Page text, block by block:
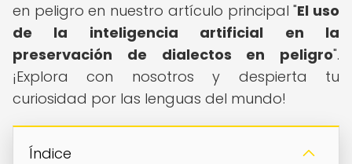
en peligro en nuestro artículo principal "El uso
de la inteligencia artificial en la
preservación de dialectos en peligro".
¡Explora con nosotros y despierta tu
curiosidad por las lenguas del mundo!
Índice